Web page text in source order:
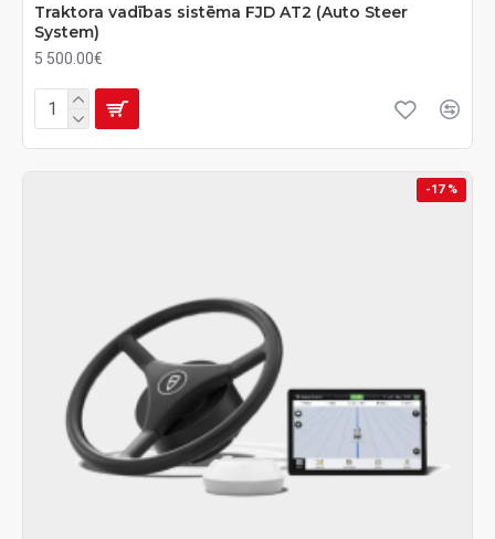
Traktora vadības sistēma FJD AT2 (Auto Steer
System)
5 500.00€
-17 %